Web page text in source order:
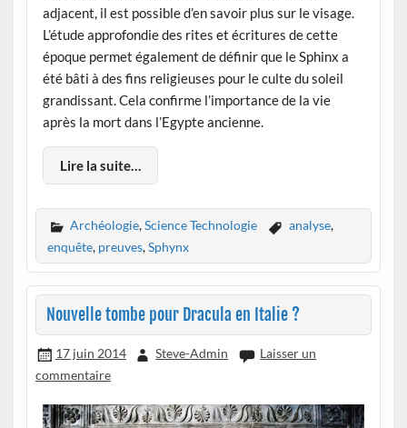
adjacent, il est possible d’en savoir plus sur le visage.
L’étude approfondie des rites et écritures de cette
époque permet également de définir que le Sphinx a
été bâti à des fins religieuses pour le culte du soleil
grandissant. Cela confirme l’importance de la vie
après la mort dans l’Egypte ancienne.
Lire la suite…
Archéologie,Science Technologie analyse,
enquête, preuves,Sphynx
Nouvelle tombe pour Dracula en Italie ?
17 juin 2014 Steve-Admin
Laisser un
commentaire